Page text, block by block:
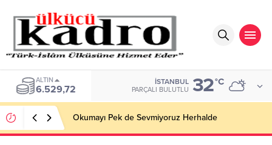
ALTIN
6.529,72
İSTANBUL
PARÇALI BULUTLU 32°C
Okumayı Pek de Sevmiyoruz Herhalde